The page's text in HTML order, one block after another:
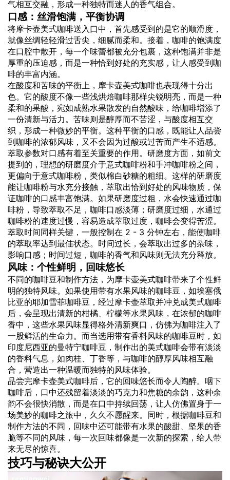
气相互交融，形成一种独特而迷人的香气组合。
口感：丝滑饱满，平衡协调
将摩卡壶美式咖啡送入口中，首先感受到的是它的顺滑度，
就像丝绸轻轻滑过舌尖，细腻而柔和。接着，咖啡的饱满度
在口腔中散开，每一个味蕾都被充分包裹，这种饱满并非是
厚重的压迫感，而是一种恰到好处的充实感，让人感受到咖
啡的丰富内涵。
在酸度和苦味的平衡上，摩卡壶美式咖啡也表现得十分出
色。它的酸度不像一些浅烘焙咖啡那样尖锐明亮，而是一种
柔和的果酸，宛如成熟水果散发的自然酸味，给咖啡增添了
一份清新与活力。苦味则是醇厚而不苦涩，与酸度相互交
织，形成一种微妙的平衡。这种平衡的口感，既能让人品尝
到咖啡的浓郁风味，又不会因为过酸或过苦而产生不适感。
萃取参数对口感有着至关重要的作用。研磨度方面，如前文
提到的，理想的研磨度介于意式咖啡粉和手冲咖啡粉之间，
更偏向于意式咖啡粉，类似棉白砂糖的粗细。这样的研磨度
能让咖啡粉与水充分接触，萃取出恰到好处的风味物质，保
证咖啡的口感丰富饱满。如果研磨度过粗，水会快速通过咖
啡粉，导致萃取不足，咖啡口感淡薄；研磨度过细，水通过
咖啡粉的速度过慢，容易造成萃取过度，咖啡会变得苦涩。
萃取时间同样关键，一般控制在 2 - 3 分钟左右，能使咖啡
的萃取率达到最佳状态。时间过长，会萃取出过多的杂味，
影响口感；时间过短，咖啡的香气和风味则无法充分释放。
风味：个性鲜明，回味悠长
不同的咖啡豆和制作方法，为摩卡壶美式咖啡带来了个性鲜
明的独特风味。如果使用带有水果风味的咖啡豆，如埃塞俄
比亚的耶加雪菲咖啡豆，经过摩卡壶萃取并冲兑成美式咖啡
后，会呈现出清新的柑橘、柠檬等水果风味，在浓郁的咖啡
香中，这些水果风味显得格外清新爽口，仿佛为咖啡注入了
一股鲜活的生命力。而当选用带有香料风味的咖啡豆时，如
印度尼西亚的曼特宁咖啡豆，制作出的美式咖啡会带有淡淡
的香料气息，如肉桂、丁香等，与咖啡的醇厚风味相互融
合，营造出一种温暖而独特的风味体验。
品尝完摩卡壶美式咖啡后，它的回味悠长而令人陶醉。咽下
咖啡后，口中还残留着淡淡的巧克力和焦糖的余韵，这种余
韵不会很快消散，而是在口中持续回荡，让人仿佛置身于一
场美妙的咖啡之旅中，久久不愿醒来。同时，根据咖啡豆和
制作方法的不同，回味中还可能带有水果的酸甜、坚果的香
脆等不同的风味，每一次回味都像是一次新的探索，给人带
来无尽的惊喜。
技巧与秘诀大公开